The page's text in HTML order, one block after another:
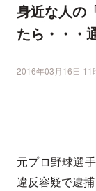
身近な人の
たら・・・
2016年03月16日 11
元プロ野球選
違反容疑で逮